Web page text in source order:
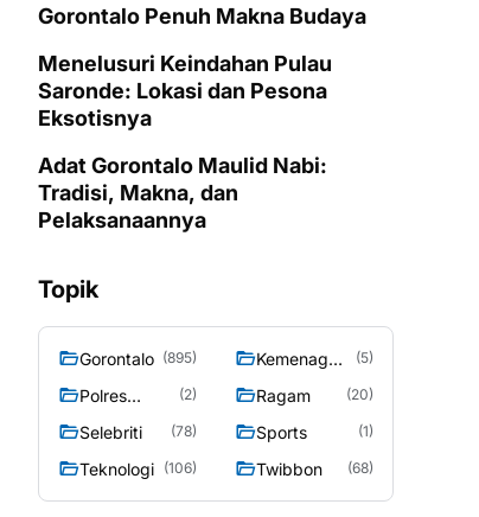
Gorontalo Penuh Makna Budaya
Menelusuri Keindahan Pulau
Saronde: Lokasi dan Pesona
Eksotisnya
Adat Gorontalo Maulid Nabi:
Tradisi, Makna, dan
Pelaksanaannya
Topik
Gorontalo (895)
Kemenag
(5)
Polres
(2) Ragam (20)
Selebriti (78) Sports (1)
Teknologi (106) Twibbon (68)